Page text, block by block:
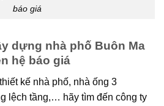
báo giá
dựng nhà phố Buôn Ma
hệ báo giá
kế nhà phố, nhà ống 3
lệch tầng,… hãy tìm đến công ty